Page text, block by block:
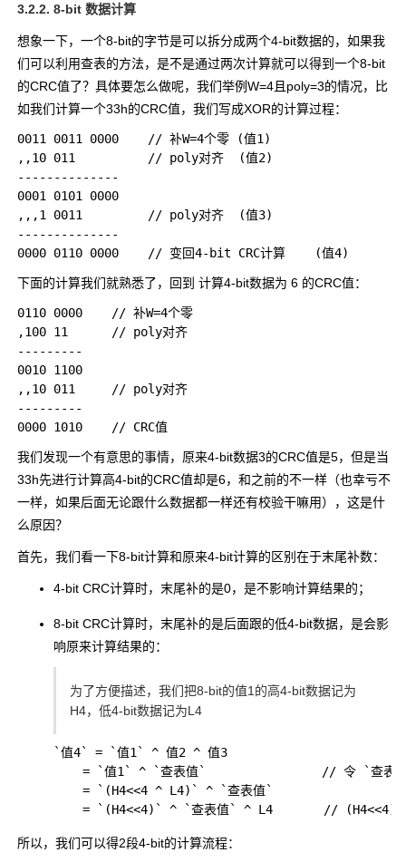
3.2.2. 8-bit 数据计算
想象一下，一个8-bit的字节是可以拆分成两个4-bit数据的，如果我
们可以利用查表的方法，是不是通过两次计算就可以得到一个8-bit
的CRC值了？具体要怎么做呢，我们举例W=4 且 poly=3的情况，比
如我们计算一个33h的CRC值，我们写成XOR的计算过程：
0011 0011 0000    // 补W=4个零 (值1)
,,10 011          // poly对齐  (值2)
--------------
0001 0101 0000
,,,1 0011         // poly对齐  (值3)
--------------
下面的计算我们就熟悉了，回到 计算4-bit数据为 6 的CRC值：
0110 0000    // 补W=4个零
,100 11      // poly对齐
---------
0010 1100
,,10 011     // poly对齐
---------
我们发现一个有意思的事情，原来4-bit数据3的CRC值是5，但是当
33h先进行计算高4-bit的CRC值却是6，和之前的不一样（也幸亏不
一样，如果后面无论跟什么数据都一样还有校验干嘛用），这是什
么原因？
首先，我们看一下8-bit计算和原来4-bit计算的区别在于末尾补数：
4-bit CRC计算时，末尾补的是0，是不影响计算结果的；
8-bit CRC计算时，末尾补的是后面跟的低4-bit数据，是会影
响原来计算结果的：
为了方便描述，我们把8-bit的值1 的高4-bit数据记为
H4，低4-bit数据记为L4
`值4` = `值1` ^ 值2 ^ 值3
= `值1` ^ `查表值`                // 令 `查表
    = `(H4<<4 ^ L4)` ^ `查表值`
所以，我们可以得2段4-bit的计算流程：